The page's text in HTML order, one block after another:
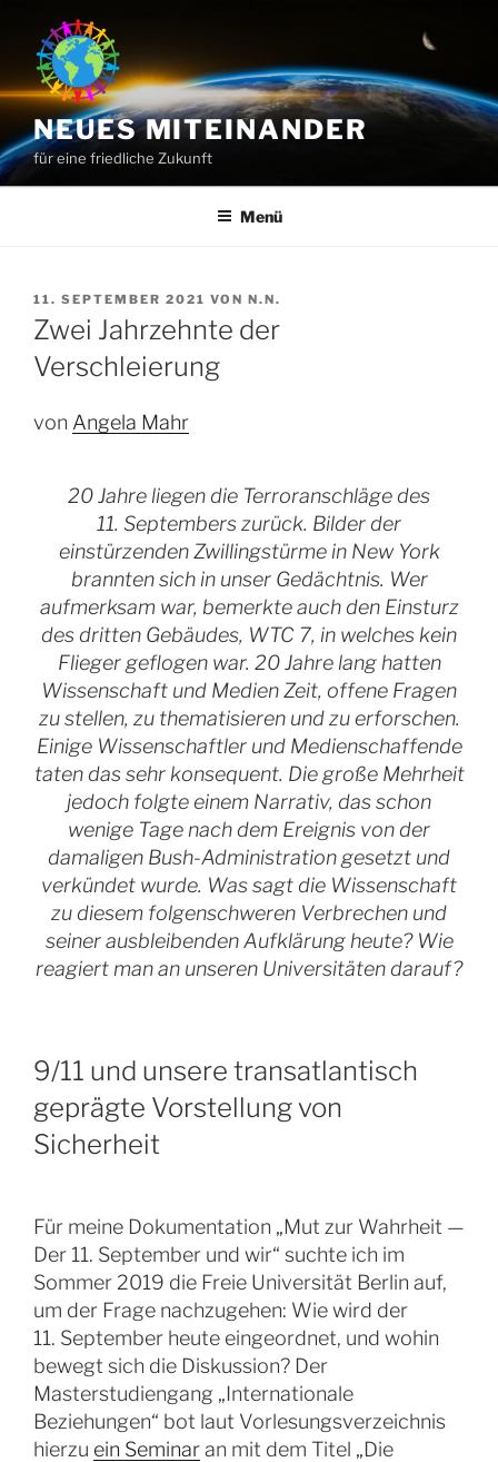
Inhalt
springen
NEUES MITEINANDER
für eine friedliche Zukunft
Menü
VERÖFFENTLICHT
AM
11. SEPTEMBER 2021 VON N.N.
Zwei Jahrzehnte der
Verschleierung
von Angela Mahr
20 Jahre liegen die Terroranschläge des
11. Septembers zurück. Bilder der
einstürzenden Zwillingstürme in New York
brannten sich in unser Gedächtnis. Wer
aufmerksam war, bemerkte auch den Einsturz
des dritten Gebäudes, WTC 7, in welches kein
Flieger geflogen war. 20 Jahre lang hatten
Wissenschaft und Medien Zeit, offene Fragen
zu stellen, zu thematisieren und zu erforschen.
Einige Wissenschaftler und Medienschaffende
taten das sehr konsequent. Die große Mehrheit
jedoch folgte einem Narrativ, das schon
wenige Tage nach dem Ereignis von der
damaligen Bush-Administration gesetzt und
verkündet wurde. Was sagt die Wissenschaft
zu diesem folgenschweren Verbrechen und
seiner ausbleibenden Aufklärung heute? Wie
reagiert man an unseren Universitäten darauf?
9/11 und unsere transatlantisch
geprägte Vorstellung von
Sicherheit
Für meine Dokumentation „Mut zur Wahrheit —
Der 11. September und wir“ suchte ich im
Sommer 2019 die Freie Universität Berlin auf,
um der Frage nachzugehen: Wie wird der
11. September heute eingeordnet, und wohin
bewegt sich die Diskussion? Der
Masterstudiengang „Internationale
Beziehungen“ bot laut Vorlesungsverzeichnis
hierzu ein Seminaran mit dem Titel „Die